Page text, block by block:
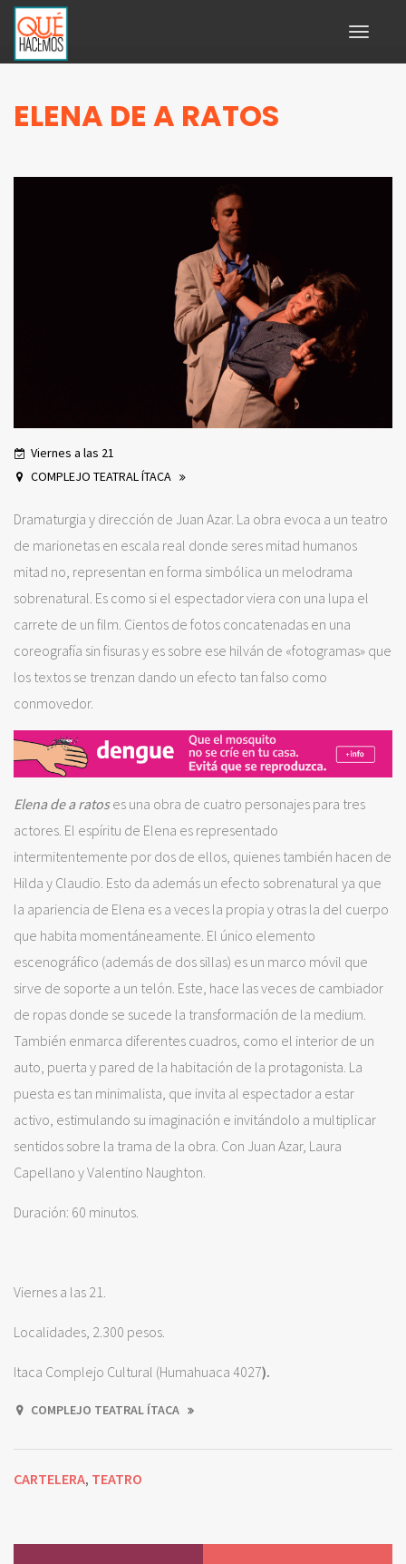
Toggle
ELENA DE A RATOS
Viernes a las 21
COMPLEJO TEATRAL ÍTACA
Dramaturgia y dirección de Juan Azar. La obra evoca a un teatro
de marionetas en escala real donde seres mitad humanos
mitad no, representan en forma simbólica un melodrama
sobrenatural. Es como si el espectador viera con una lupa el
carrete de un film. Cientos de fotos concatenadas en una
coreografía sin fisuras y es sobre ese hilván de «fotogramas» que
los textos se trenzan dando un efecto tan falso como
conmovedor.
Elena de a ratoses una obra de cuatro personajes para tres
actores. El espíritu de Elena es representado
intermitentemente por dos de ellos, quienes también hacen de
Hilda y Claudio. Esto da además un efecto sobrenatural ya que
la apariencia de Elena es a veces la propia y otras la del cuerpo
que habita momentáneamente. El único elemento
escenográfico (además de dos sillas) es un marco móvil que
sirve de soporte a un telón. Este, hace las veces de cambiador
de ropas donde se sucede la transformación de la medium.
También enmarca diferentes cuadros, como el interior de un
auto, puerta y pared de la habitación de la protagonista. La
puesta es tan minimalista, que invita al espectador a estar
activo, estimulando su imaginación e invitándolo a multiplicar
sentidos sobre la trama de la obra. Con Juan Azar, Laura
Capellano y Valentino Naughton.
Duración: 60 minutos.
Viernes a las 21.
Localidades, 2.300 pesos.
Itaca Complejo Cultural (Humahuaca 4027).
COMPLEJO TEATRAL ÍTACA
CARTELERA, TEATRO